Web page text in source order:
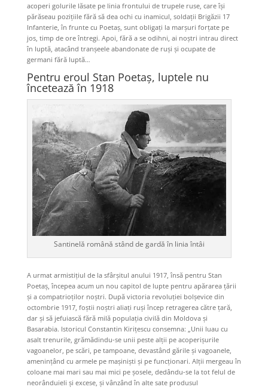
acoperi golurile lăsate pe linia frontului de trupele ruse, care își
părăseau pozițiile fără să dea ochi cu inamicul, soldații Brigăzii 17
Infanterie, în frunte cu Poetaș, sunt obligați la marșuri forțate pe
jos, timp de ore întregi. Apoi, fără a se odihni, ai noștri intrau direct
în luptă, atacând tranșeele abandonate de ruși și ocupate de
germani fără luptă…
Pentru eroul Stan Poetaș, luptele nu
încetează în 1918
Santinelă română stând de gardă în linia întâi
A urmat armistițiul de la sfârșitul anului 1917, însă pentru Stan
Poetaș, începea acum un nou capitol de lupte pentru apărarea țării
și a compatrioților noștri. După victoria revoluției bolșevice din
octombrie 1917, foștii noștri aliați ruși încep retragerea către țară,
dar și să jefuiască fără milă populația civilă din Moldova și
Basarabia. Istoricul Constantin Kirițescu consemna: „Unii luau cu
asalt trenurile, grămădindu-se unii peste alții pe acoperișurile
vagoanelor, pe scări, pe tampoane, devastând gările și vagoanele,
amenințând cu armele pe mașiniști și pe funcționari. Alții mergeau în
coloane mai mari sau mai mici pe șosele, dedându-se la tot felul de
neorânduieli și excese, și vânzând în alte sate produsul